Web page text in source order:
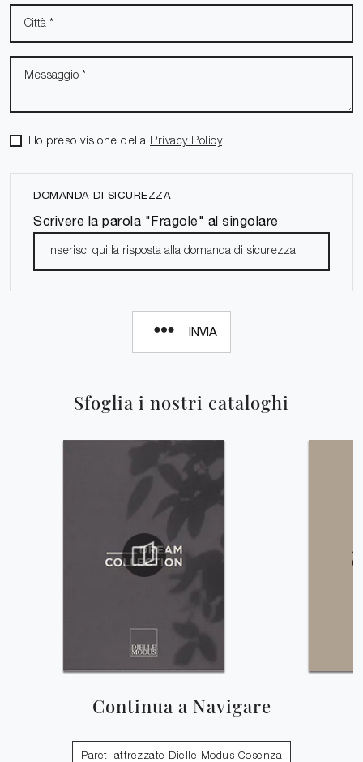
Sfoglia i nostri cataloghi
Continua a Navigare
Pareti attrezzate Dielle Modus Cosenza
Ho preso visione della Privacy Policy
DOMANDA DI SICUREZZA
Scrivere la parola "Fragole" al singolare
INVIA